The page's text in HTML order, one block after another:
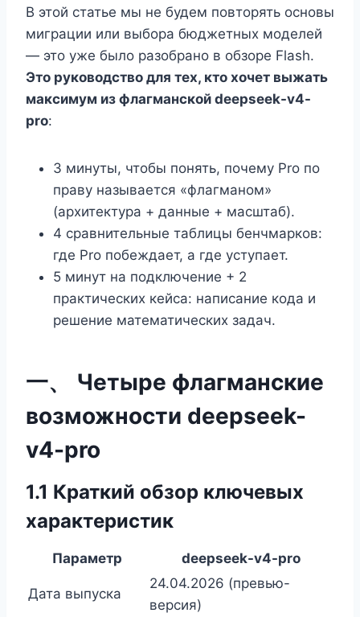
В этой статье мы не будем повторять основы
миграции или выбора бюджетных моделей
— это уже было разобрано в обзоре Flash.
Это руководство для тех, кто хочет выжать
максимум из флагманской deepseek-v4-
pro:
3 минуты, чтобы понять, почему Pro по
праву называется «флагманом»
(архитектура + данные + масштаб).
4 сравнительные таблицы бенчмарков:
где Pro побеждает, а где уступает.
5 минут на подключение + 2
практических кейса: написание кода и
решение математических задач.
一、 Четыре флагманские
возможности deepseek-
v4-pro
1.1 Краткий обзор ключевых
характеристик
Параметр deepseek-v4-pro
Дата выпуска
24.04.2026 (превью-
версия)